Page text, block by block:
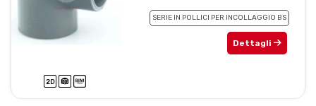
SERIE IN POLLICI PER INCOLLAGGIO BS
Dettagli